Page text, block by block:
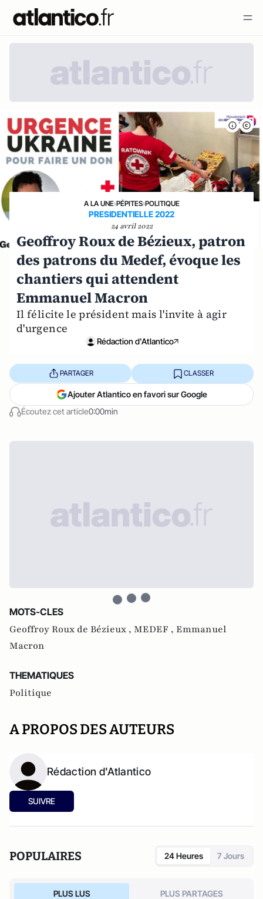
A LA UNE›PÉPITES›POLITIQUE
PRESIDENTIELLE 2022
24 avril 2022
Geoffroy Roux de Bézieux, patron
des patrons du Medef, évoque les
chantiers qui attendent
Emmanuel Macron
Il félicite le président mais l'invite à agir
d'urgence
Rédaction d'Atlantico
Écoutez cet article0:00min
PARTAGER CLASSER
Ajouter Atlantico en favori sur Google
MOTS-CLES
Geoffroy Roux de Bézieux , MEDEF , Emmanuel
Macron
THEMATIQUES
Politique
A PROPOS DES AUTEURS
Rédaction d'Atlantico
SUIVRE
POPULAIRES 24 Heures 7 Jours
PLUS LUS PLUS PARTAGES